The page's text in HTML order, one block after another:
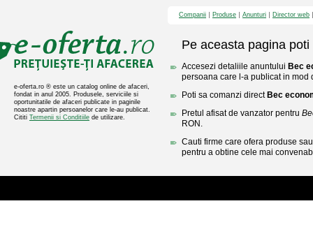
e-oferta.ro ® este un catalog online de afaceri,
fondat in anul 2005. Produsele, serviciile si
oportunitatile de afaceri publicate in paginile
noastre apartin persoanelor care le-au publicat.
Cititi Termenii si Conditiile de utilizare.
Companii Produse Anunturi Director web
Pe aceasta pagina poti
Accesezi detaliile anuntului Bec
persoana care l-a publicat in mod
Poti sa comanzi direct Bec
Pretul afisat de vanzator pentru
RON.
Cauti firme care ofera produse
pentru a obtine cele mai